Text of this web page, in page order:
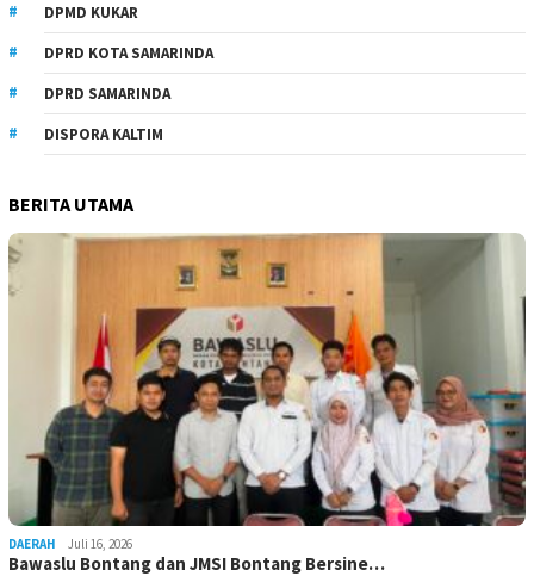
DPMD KUKAR
DPRD KOTA SAMARINDA
DPRD SAMARINDA
DISPORA KALTIM
BERITA UTAMA
DAERAH Juli 16, 2026
Bawaslu Bontang dan JMSI Bontang Bersine…